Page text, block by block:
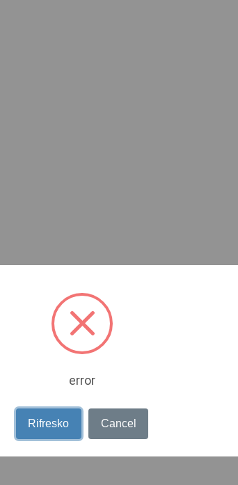
error
Rifresko Cancel